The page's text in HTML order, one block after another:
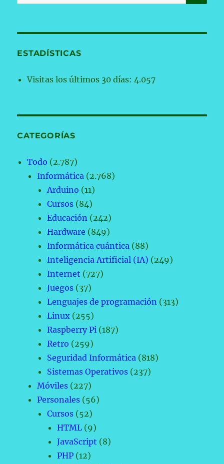
por:
ESTADÍSTICAS
Visitas los últimos 30 días:4.057
CATEGORÍAS
Todo (2.787)
Informática (2.768)
Arduino (11)
Cursos (84)
Educación (242)
Hardware (849)
Informática cuántica (88)
Inteligencia Artificial (IA) (249)
Internet (727)
Juegos (37)
Lenguajes de programación (313)
Linux (255)
Raspberry Pi (187)
Retro (259)
Seguridad Informática (818)
Sistemas Operativos (237)
Móviles (227)
Personales (56)
Cursos (52)
HTML (9)
JavaScript (8)
PHP (12)